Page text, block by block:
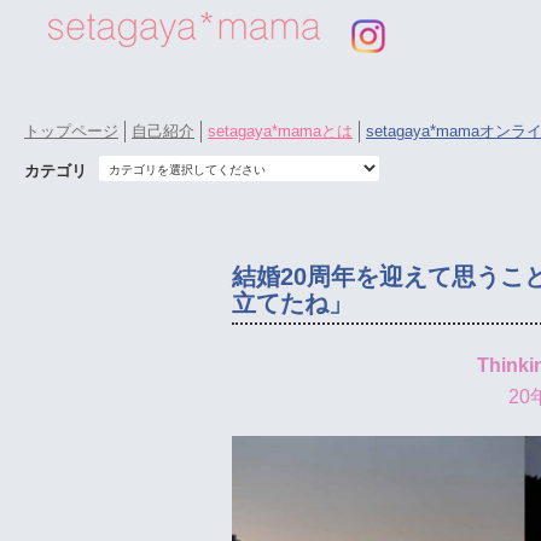
トップページ 自己紹介 setagaya*mamaとは setagaya*mamaオンラ
カテゴリ
結婚20周年を迎えて思うこ
立てたね」
20